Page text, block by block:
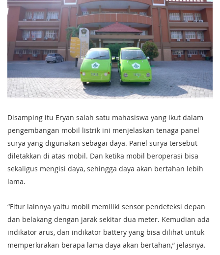
Disamping itu Eryan salah satu mahasiswa yang ikut dalam
pengembangan mobil listrik ini menjelaskan tenaga panel
surya yang digunakan sebagai daya. Panel surya tersebut
diletakkan di atas mobil. Dan ketika mobil beroperasi bisa
sekaligus mengisi daya, sehingga daya akan bertahan lebih
lama.
“Fitur lainnya yaitu mobil memiliki sensor pendeteksi depan
dan belakang dengan jarak sekitar dua meter. Kemudian ada
indikator arus, dan indikator battery yang bisa dilihat untuk
memperkirakan berapa lama daya akan bertahan,” jelasnya.